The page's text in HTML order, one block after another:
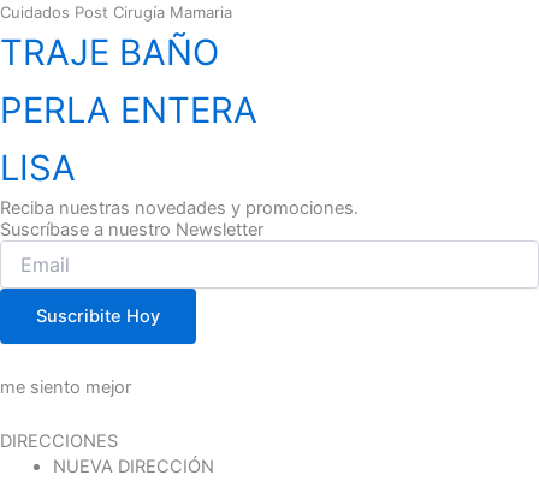
Cuidados Post Cirugía Mamaria
TRAJE BAÑO
PERLA ENTERA
LISA
Reciba nuestras novedades y promociones.
Suscríbase a nuestro Newsletter
Suscribite Hoy
me siento mejor
DIRECCIONES
NUEVA DIRECCIÓN